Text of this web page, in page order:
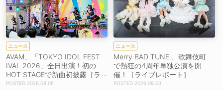
ニュース
AVAM、「TOKYO IDOL FEST
IVAL 2026」全日出演！初の
HOT STAGEで新曲初披露［ラ
イブレポート］
2026.08.05
ニュース
Merry BAD TUNE.、歌舞伎町
で熱狂の4周年単独公演を開
催！［ライブレポート］
2026.08.03